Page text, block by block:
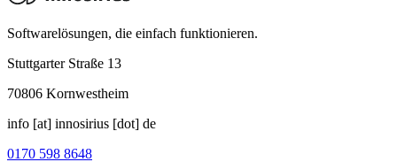
Softwarelösungen, die einfach funktionieren.
Stuttgarter Straße 13
70806 Kornwestheim
info [at] innosirius [dot] de
0170 598 8648